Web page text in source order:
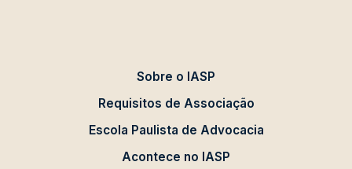
Sobre o IASP
Requisitos de Associação
Escola Paulista de Advocacia
Acontece no IASP